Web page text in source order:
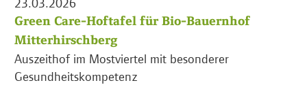
Green Care-Hoftafel für Bio-Bauernhof
Mitterhirschberg
Auszeithof im Mostviertel mit besonderer
Gesundheitskompetenz